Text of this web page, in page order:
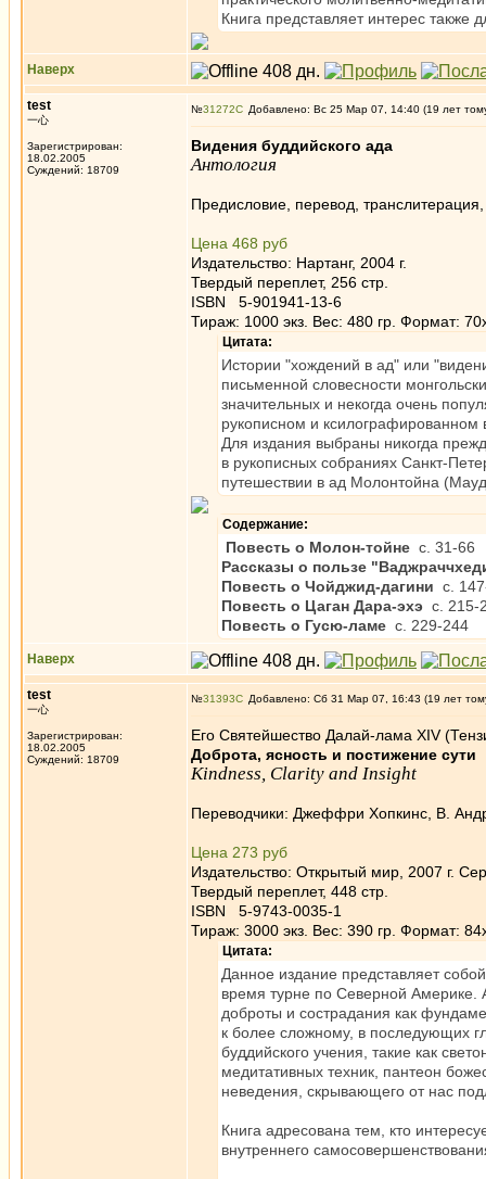
Книга представляет интерес также
Наверх
test
一心
Зарегистрирован:
18.02.2005
Суждений: 18709
№31272 Добавлено: Вс 25 Мар 07, 14:40 (19 лет
Видения буддийского ада
Антология
Предисловие, перевод,
Цена 468 руб
Издательство: Нартанг, 2004 г.
Твердый переплет, 256 стр.
ISBN 5-901941-13-6
Тираж: 1000 экз. Вес: 480 гр. Формат:
Цитата:
Истории "хождений в ад" или
письменной словесности
значительных и некогда очень
рукописном и ксилографированном
Для издания выбраны никогда
в рукописных собраниях Санкт-
путешествии в ад Молонтойна
Содержание:
Повесть о Молон-тойне c. 31-66
Рассказы о пользе
Повесть о Чойджид-дагини c.
Повесть о Цаган Дара-эхэ c. 215-
Повесть о Гусю-ламе c. 229-244
Наверх
test
一心
Зарегистрирован:
18.02.2005
Суждений: 18709
№31393 Добавлено: Сб 31 Мар 07, 16:43 (19 лет
Его Святейшество Далай-лама XIV
Доброта, ясность и постижение сути
Kindness, Clarity and Insight
Переводчики: Джеффри Хопкинс, В.
Цена 273 руб
Издательство: Открытый мир, 2007 г.
Твердый переплет, 448 стр.
ISBN 5-9743-0035-1
Тираж: 3000 экз. Вес: 390 гр. Формат:
Цитата:
Данное издание представляет
время турне по Северной Америке.
доброты и сострадания как
к более сложному, в последующих
буддийского учения, такие как
медитативных техник, пантеон
неведения, скрывающего от нас
Книга адресована тем, кто
внутреннего